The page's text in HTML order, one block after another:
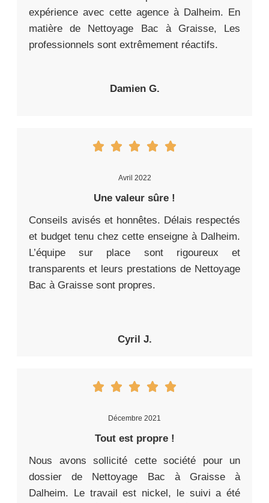
expérience avec cette agence à Dalheim. En
matière de Nettoyage Bac à Graisse, Les
professionnels sont extrêmement réactifs.
Damien G.
Avril 2022
Une valeur sûre !
Conseils avisés et honnêtes. Délais respectés
et budget tenu chez cette enseigne à Dalheim.
L’équipe sur place sont rigoureux et
transparents et leurs prestations de Nettoyage
Bac à Graisse sont propres.
Cyril J.
Décembre 2021
Tout est propre !
Nous avons sollicité cette société pour un
dossier de Nettoyage Bac à Graisse à
Dalheim. Le travail est nickel, le suivi a été